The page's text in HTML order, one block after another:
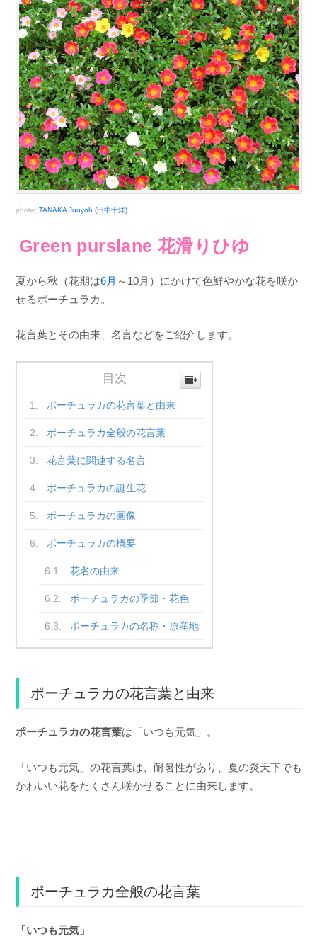
photo: TANAKA Juuyoh (田中十洋)
Green purslane 花滑りひゆ
夏から秋（花期は6月 ～10月）にかけて色鮮やかな花を咲か
せるポーチュラカ。
花言葉とその由来、名言などをご紹介します。
目次
ポーチュラカの花言葉と由来
ポーチュラカ全般の花言葉
花言葉に関連する名言
ポーチュラカの誕生花
ポーチュラカの画像
ポーチュラカの概要
花名の由来
ポーチュラカの季節・花色
ポーチュラカの名称・原産地
ポーチュラカの花言葉と由来
ポーチュラカの花言葉は「いつも元気」。
「いつも元気」の花言葉は、耐暑性があり、夏の炎天下でも
かわいい花をたくさん咲かせることに由来します。
ポーチュラカ全般の花言葉
「いつも元気」